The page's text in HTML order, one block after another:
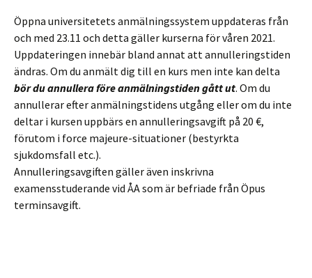
Öppna universitetets anmälningssystem uppdateras från
och med 23.11 och detta gäller kurserna för våren 2021.
Uppdateringen innebär bland annat att annulleringstiden
ändras. Om du anmält dig till en kurs men inte kan delta
bör du annullera före anmälningstiden gått ut. Om du
annullerar efter anmälningstidens utgång eller om du inte
deltar i kursen uppbärs en annulleringsavgift på 20 €,
förutom i force majeure-situationer (bestyrkta
sjukdomsfall etc.).
Annulleringsavgiften gäller även inskrivna
examensstuderande vid ÅA som är befriade från Öpus
terminsavgift.